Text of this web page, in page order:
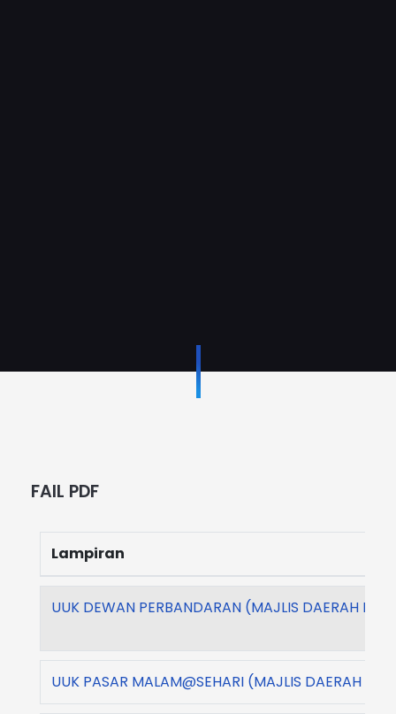
FAIL PDF
Lampiran
UUK DEWAN PERBANDARAN (MAJLIS DAERAH
UUK PASAR MALAM@SEHARI (MAJLIS DAERAH